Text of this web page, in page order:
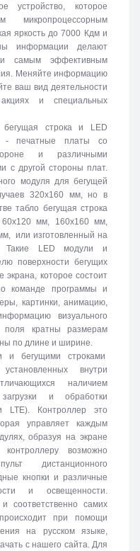
устройство, которое
микропроцессорным
яркость до 7000 Кдм и
информации делают
самым эффективным
Меняйте информацию
ваш вид деятельности
и специальных
бегущая строка и LED
- печатные платы со
и различными
с другой стороны плат.
модуля для бегущей
320х160 мм, но в
табло бегущая строка
мм, 160х160 мм,
или изготовленный на
Такие LED модули и
поверхности бегущих
экрана, которое состоит
команде программы и
картинки, анимацию,
визуального
поля кратны размерам
по длине и ширине.
и бегущими строками
внутри
наличием
и обработки
Контроллер это
управляет каждым
образуя на экране
возможно
дистанционного
кнопки и различные
и освещенности.
соответственно самих
при помощи
на русском языке,
с нашего сайта. Для